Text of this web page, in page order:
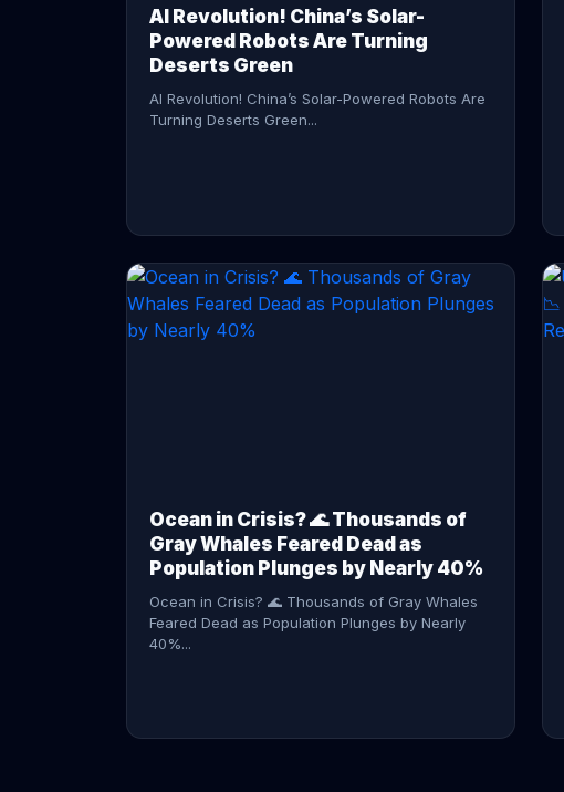
AI Revolution! China’s Solar-
Powered Robots Are Turning
Deserts Green
AI Revolution! China’s Solar-Powered Robots Are
Turning Deserts Green...
Ocean in Crisis? 🌊 Thousands of
Gray Whales Feared Dead as
Population Plunges by Nearly 40%
Ocean in Crisis? 🌊 Thousands of Gray Whales
Feared Dead as Population Plunges by Nearly
40%...